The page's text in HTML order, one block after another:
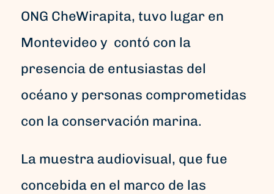
ONG CheWirapita, tuvo lugar en
Montevideo y contó con la
presencia de entusiastas del
océano y personas comprometidas
con la conservación marina.
La muestra audiovisual, que fue
concebida en el marco de las